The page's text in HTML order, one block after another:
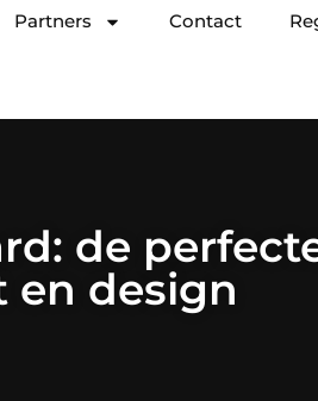
Partners Contact
de
en design